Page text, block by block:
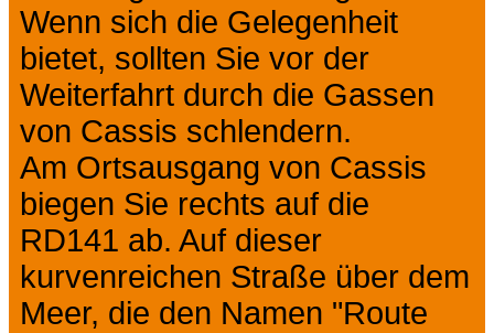
Wenn sich die Gelegenheit
bietet, sollten Sie vor der
Weiterfahrt durch die Gassen
von Cassis schlendern.
Am Ortsausgang von Cassis
biegen Sie rechts auf die
RD141 ab. Auf dieser
kurvenreichen Straße über dem
Meer, die den Namen "Route